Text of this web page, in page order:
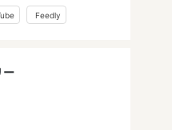
Feedly
ー